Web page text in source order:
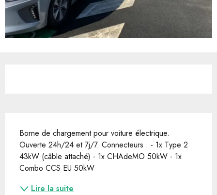
Borne de chargement pour voiture électrique.
Ouverte 24h/24 et 7j/7. Connecteurs : - 1x Type 2
43kW (câble attaché) - 1x CHAdeMO 50kW - 1x
Combo CCS EU 50kW
Lire la suite